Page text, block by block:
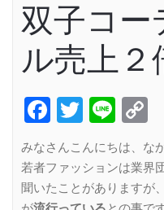
双子コー
ル売上２
Facebook
Twitter
Line
みなさんこんにちは、な
若者ファッションは業界
聞いたことがありますが